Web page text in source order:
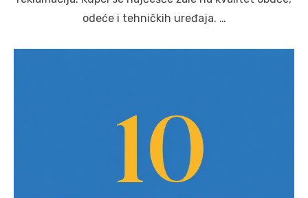
odeće i tehničkih uređaja. …